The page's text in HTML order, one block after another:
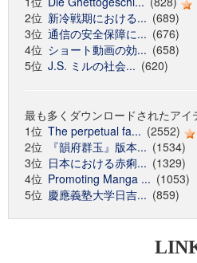
2位 新冷戦期における... (689)
3位 通信の安全保障に... (676)
4位 ショート動画の効... (658)
5位 J.S. ミルの社会... (620)
最も多くダウンロードされたアイ
1位 The perpetual fa... (2552)
2位
『韻府群玉』版本... (1534)
3位 日本における赤痢... (1329)
4位 Promoting Manga ... (1053)
5位 慶應義塾大学日吉... (859)